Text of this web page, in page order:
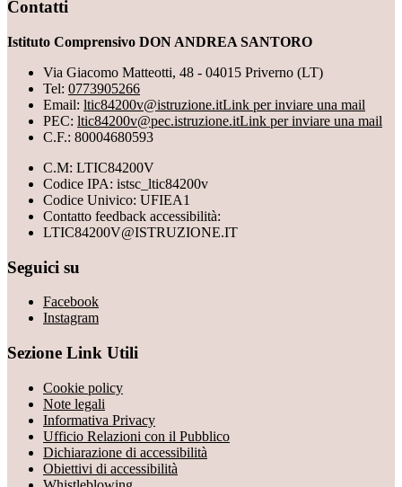
Contatti
Istituto Comprensivo DON ANDREA SANTORO
Via Giacomo Matteotti, 48 - 04015 Priverno (LT)
Tel: 0773905266
Email: ltic84200v@istruzione.itLink per inviare una mail
PEC: ltic84200v@pec.istruzione.itLink per inviare una mail
C.F.: 80004680593
C.M: LTIC84200V
Codice IPA: istsc_ltic84200v
Codice Univico: UFIEA1
Contatto feedback accessibilità:
LTIC84200V@ISTRUZIONE.IT
Seguici su
Facebook
Instagram
Sezione Link Utili
Cookie policy
Note legali
Informativa Privacy
Ufficio Relazioni con il Pubblico
Dichiarazione di accessibilità
Obiettivi di accessibilità